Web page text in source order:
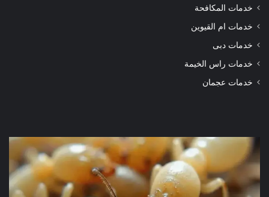
خدمات المكافحة
خدمات ام القيوين
خدمات دبى
خدمات راس الخيمة
خدمات عجمان
شركة
مكافحة
الرمة
في
دبي
في